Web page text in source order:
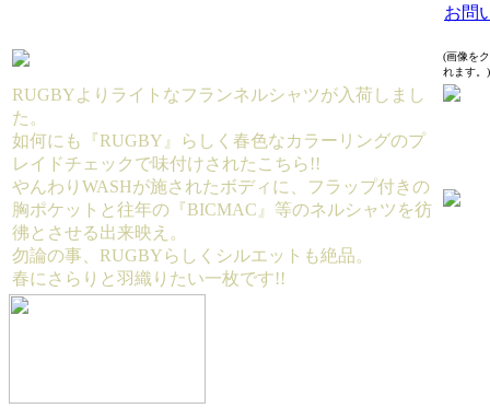
お問
(画像を
れます。)
RUGBYよりライトなフランネルシャツが入荷しまし
た。
如何にも『RUGBY』らしく春色なカラーリングのプ
レイドチェックで味付けされたこちら!!
やんわりWASHが施されたボディに、フラップ付きの
胸ポケットと往年の『BICMAC』等のネルシャツを彷
彿とさせる出来映え。
勿論の事、RUGBYらしくシルエットも絶品。
春にさらりと羽織りたい一枚です!!